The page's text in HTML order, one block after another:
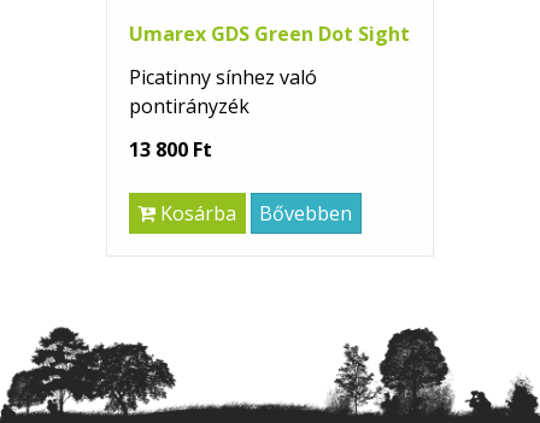
Umarex GDS Green Dot Sight
Picatinny sínhez való
pontirányzék
13 800 Ft
Kosárba Bővebben